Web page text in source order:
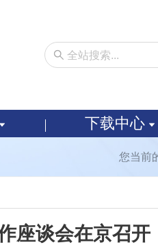
下载中心
您当前
座谈会在京召开